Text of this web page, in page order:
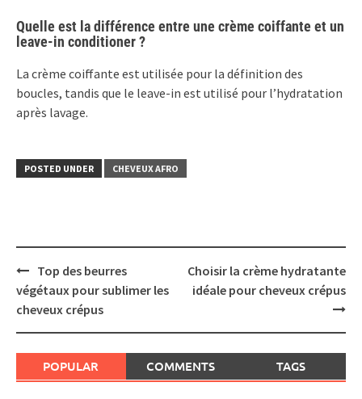
Quelle est la différence entre une crème coiffante et un
leave-in conditioner ?
La crème coiffante est utilisée pour la définition des
boucles, tandis que le leave-in est utilisé pour l’hydratation
après lavage.
POSTED UNDER CHEVEUX AFRO
Post
navigation
Top des beurres
végétaux pour sublimer les
cheveux crépus
Choisir la crème hydratante
idéale pour cheveux crépus
POPULAR COMMENTS TAGS